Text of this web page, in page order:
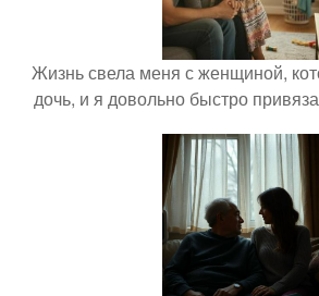
Жизнь свела меня с женщиной,
дочь, и я довольно быстро